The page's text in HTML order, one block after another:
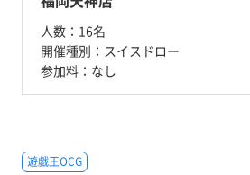
人数： 16名
開催種別： スイスドロー
参加料： なし
遊戯王OCG